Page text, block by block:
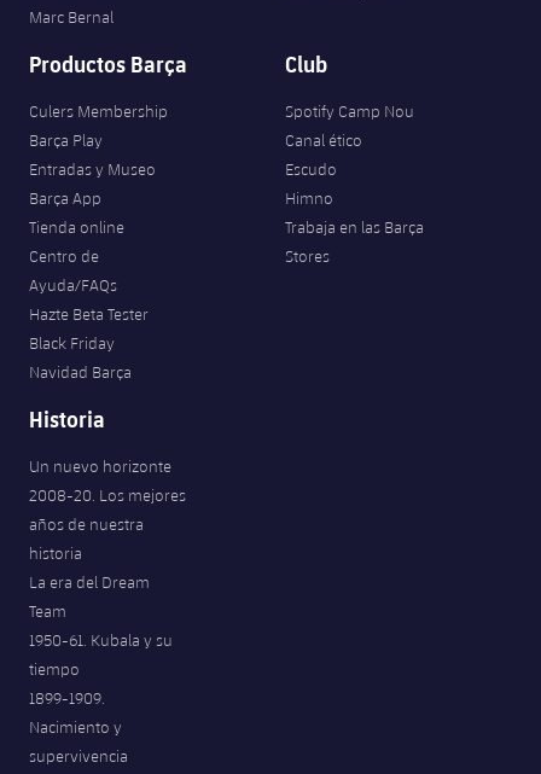
Marc Bernal
Productos Barça
Culers Membership
Barça Play
Entradas y Museo
Barça App
Tienda online
Centro de
Ayuda/FAQs
Hazte Beta Tester
Black Friday
Navidad Barça
Club
Spotify Camp Nou
Canal ético
Escudo
Himno
Trabaja en las Barça
Stores
Historia
Un nuevo horizonte
2008-20. Los mejores
años de nuestra
historia
La era del Dream
Team
1950-61. Kubala y su
tiempo
1899-1909.
Nacimiento y
supervivencia